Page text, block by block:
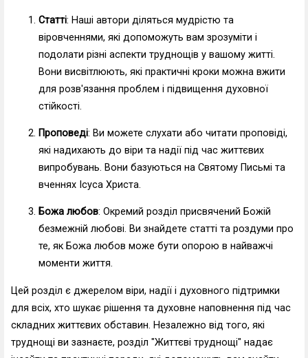
Статті: Наші автори діляться мудрістю та
віровченнями, які допоможуть вам зрозуміти і
подолати різні аспекти труднощів у вашому житті.
Вони висвітлюють, які практичні кроки можна вжити
для розв'язання проблем і підвищення духовної
стійкості.
Проповеді: Ви можете слухати або читати проповіді,
які надихають до віри та надії під час життєвих
випробувань. Вони базуються на Святому Письмі та
вченнях Ісуса Христа.
Божа любов: Окремий розділ присвячений Божій
безмежній любові. Ви знайдете статті та роздуми про
те, як Божа любов може бути опорою в найважчі
моменти життя.
Цей розділ є джерелом віри, надії і духовного підтримки
для всіх, хто шукає рішення та духовне наповнення під час
складних життєвих обставин. Незалежно від того, які
труднощі ви зазнаєте, розділ "Життєві труднощі" надає